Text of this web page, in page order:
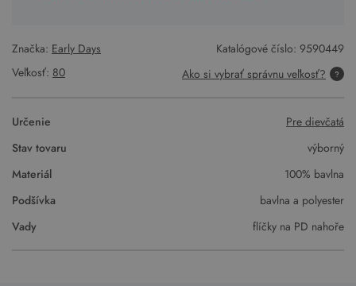
Značka: Early Days Katalógové číslo: 9590449
Veľkosť: 80 Ako si vybrať správnu veľkosť?
Určenie
Pre dievčatá
Stav tovaru
výborný
Materiál
100% bavlna
Podšívka
bavlna a polyester
Vady
flíčky na PD nahoře